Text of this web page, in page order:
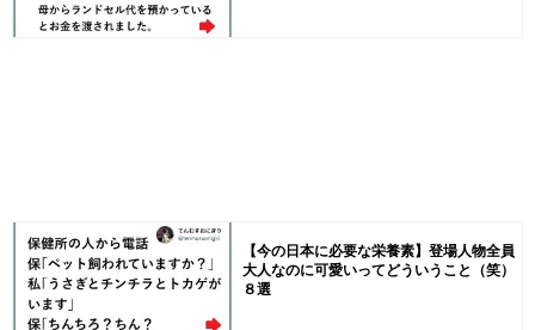
【今の日本に必要な栄養素】登場人物全員
大人なのに可愛いってどういうこと（笑）
８選